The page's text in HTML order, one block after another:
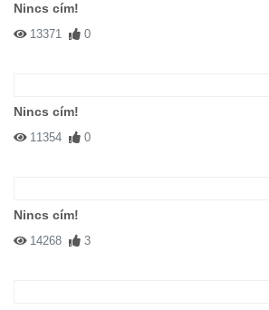
Nincs cím!
13371 0
Nincs cím!
11354 0
Nincs cím!
14268 3